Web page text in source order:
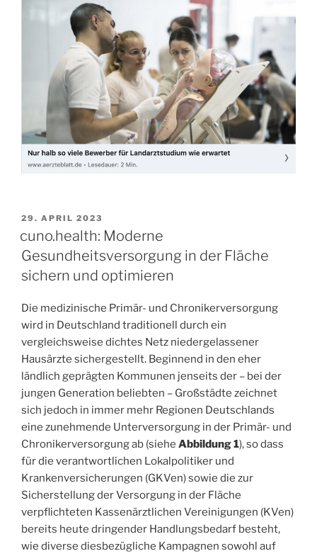
29. APRIL 2023
cuno.health: Moderne
Gesundheitsversorgung in der Fläche
sichern und optimieren
Die medizinische Primär- und Chronikerversorgung
wird in Deutschland traditionell durch ein
vergleichsweise dichtes Netz niedergelassener
Hausärzte sichergestellt. Beginnend in den eher
ländlich geprägten Kommunen jenseits der – bei der
jungen Generation beliebten – Großstädte zeichnet
sich jedoch in immer mehr Regionen Deutschlands
eine zunehmende Unterversorgung in der Primär- und
Chronikerversorgung ab (siehe Abbildung 1), so dass
für die verantwortlichen Lokalpolitiker und
Krankenversicherungen (GKVen) sowie die zur
Sicherstellung der Versorgung in der Fläche
verpflichteten Kassenärztlichen Vereinigungen (KVen)
bereits heute dringender Handlungsbedarf besteht,
wie diverse diesbezügliche Kampagnen sowohl auf